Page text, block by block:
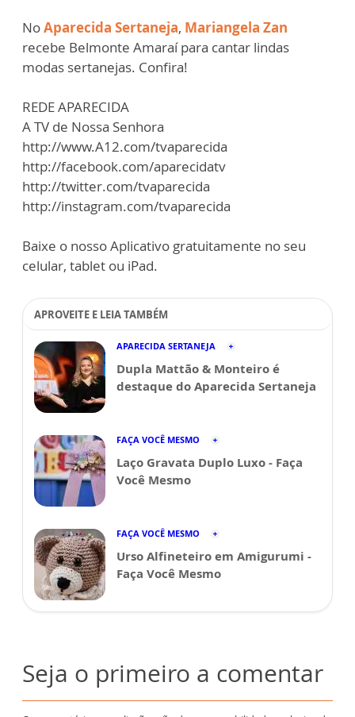
NoAparecida Sertaneja, Mariangela Zan
recebe Belmonte Amaraí para cantar lindas
modas sertanejas. Confira!
REDE APARECIDA
A TV de Nossa Senhora
http://www.A12.com/tvaparecida
http://facebook.com/aparecidatv
http://twitter.com/tvaparecida
http://instagram.com/tvaparecida
Baixe o nosso Aplicativo gratuitamente no seu
celular, tablet ou iPad.
APROVEITE E LEIA TAMBÉM
APARECIDA SERTANEJA
Dupla Mattão & Monteiro é
destaque do Aparecida Sertaneja
FAÇA VOCÊ MESMO
Laço Gravata Duplo Luxo - Faça
Você Mesmo
FAÇA VOCÊ MESMO
Urso Alfineteiro em Amigurumi -
Faça Você Mesmo
Seja o primeiro a comentar